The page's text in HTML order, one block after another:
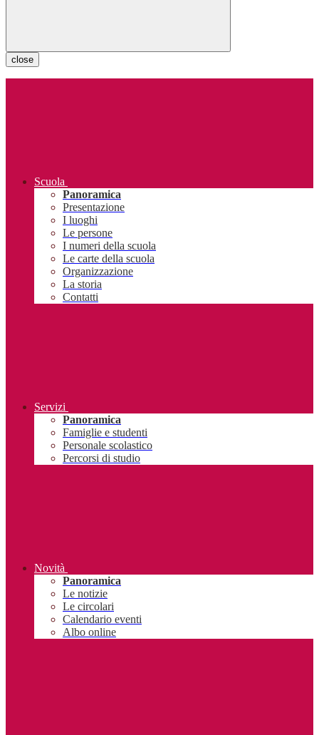
close
Scuola
Panoramica
Presentazione
I luoghi
Le persone
I numeri della scuola
Le carte della scuola
Organizzazione
La storia
Contatti
Servizi
Panoramica
Famiglie e studenti
Personale scolastico
Percorsi di studio
Novità
Panoramica
Le notizie
Le circolari
Calendario eventi
Albo online